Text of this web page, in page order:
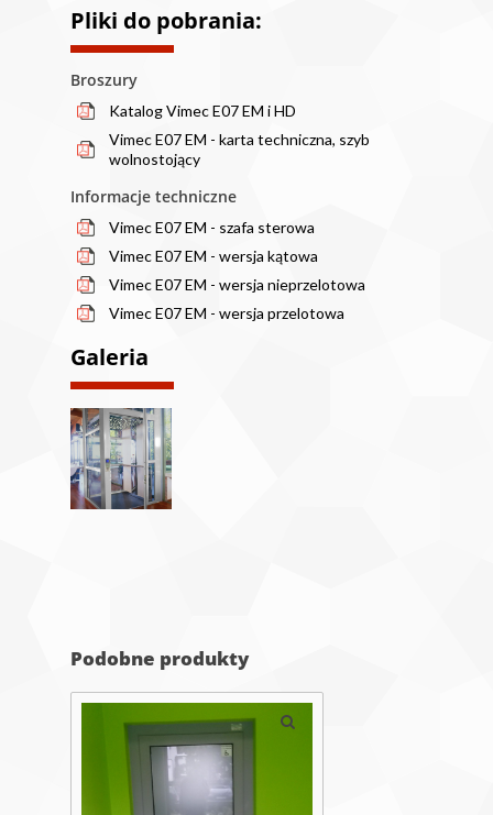
Pliki do pobrania:
Broszury
Katalog Vimec E07 EM i HD
Vimec E07 EM - karta techniczna, szyb
wolnostojący
Informacje techniczne
Vimec E07 EM - szafa sterowa
Vimec E07 EM - wersja kątowa
Vimec E07 EM - wersja nieprzelotowa
Vimec E07 EM - wersja przelotowa
Galeria
Podobne produkty